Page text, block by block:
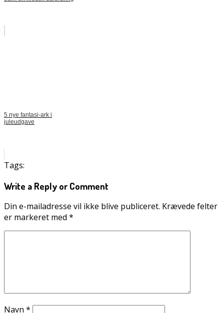
5 nye fantasi-ark i
juleudgave
Tags:
Write a Reply or Comment
Din e-mailadresse vil ikke blive publiceret. Krævede felter
er markeret med *
Navn *